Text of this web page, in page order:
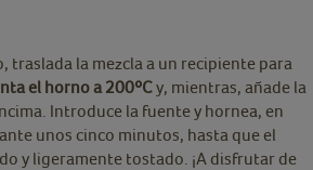
traslada la mezcla a un recipiente para
el horno a 200ºCy, mientras, añade la
Introduce la fuente y hornea, en
unos cinco minutos, hasta que el
y ligeramente tostado. ¡A disfrutar de